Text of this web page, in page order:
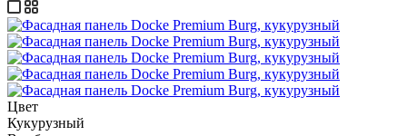
Цвет
Кукурузный